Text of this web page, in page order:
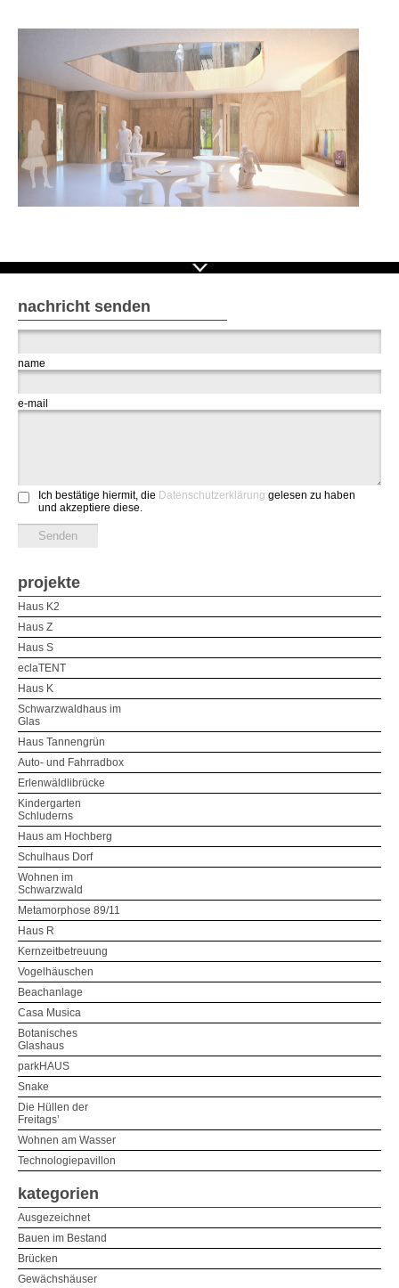
nachricht senden
name
e-mail
Ich bestätige hiermit, die Datenschutzerklärung gelesen zu haben
und akzeptiere diese.
projekte
Haus K2
Haus Z
Haus S
eclaTENT
Haus K
Schwarzwaldhaus im
Glas
Haus Tannengrün
Auto- und Fahrradbox
Erlenwäldlibrücke
Kindergarten
Schluderns
Haus am Hochberg
Schulhaus Dorf
Wohnen im
Schwarzwald
Metamorphose 89/11
Haus R
Kernzeitbetreuung
Vogelhäuschen
Beachanlage
Casa Musica
Botanisches
Glashaus
parkHAUS
Snake
Die Hüllen der
Freitags’
Wohnen am Wasser
Technologiepavillon
kategorien
Ausgezeichnet
Bauen im Bestand
Brücken
Gewächshäuser